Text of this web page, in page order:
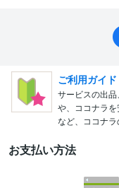
ご利用ガイド
サービスの出
や、ココナラ
など、ココナラ
お支払い方法